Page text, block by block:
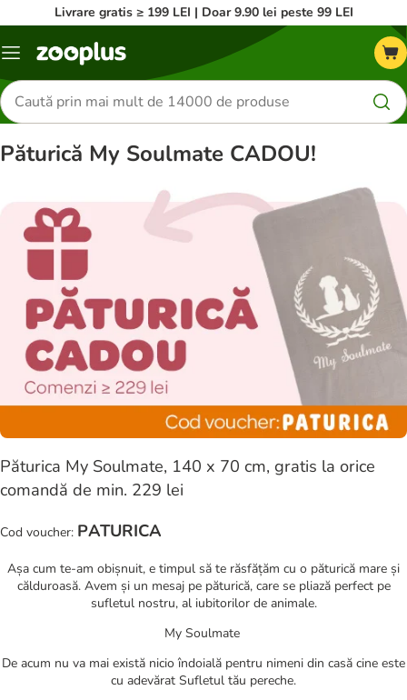
Livrare gratis ≥ 199 LEI | Doar 9.90 lei peste 99 LEI
Categorii
Căutare
produse
Păturică My Soulmate CADOU!
Păturica My Soulmate, 140 x 70 cm, gratis la orice
comandă de min. 229 lei
Cod voucher: PATURICA
Așa cum te-am obișnuit, e timpul să te răsfățăm cu o păturică mare și
călduroasă. Avem și un mesaj pe păturică, care se pliază perfect pe
sufletul nostru, al iubitorilor de animale.
My Soulmate
De acum nu va mai există nicio îndoială pentru nimeni din casă cine este
cu adevărat Sufletul tău pereche.